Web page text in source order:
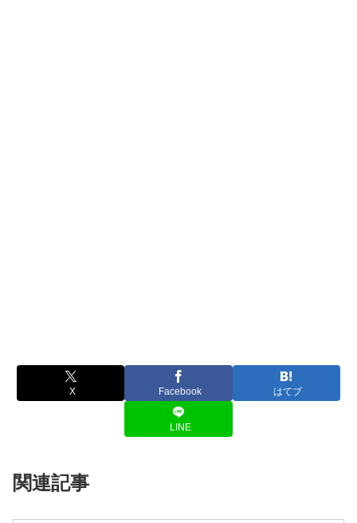
X Facebook はてブ
LINE
関連記事